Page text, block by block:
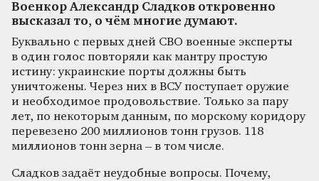
Военкор Александр Сладков откровенно
высказал то, о чём многие думают.
Буквально с первых дней СВО военные эксперты
в один голос повторяли как мантру простую
истину: украинские порты должны быть
уничтожены. Через них в ВСУ поступает оружие
и необходимое продовольствие. Только за пару
лет, по некоторым данным, по морскому коридору
перевезено 200 миллионов тонн грузов. 118
миллионов тонн зерна – в том числе.
Сладков задаёт неудобные вопросы. Почему,